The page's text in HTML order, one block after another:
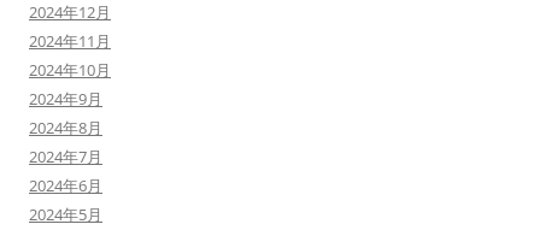
2024年12月
2024年11月
2024年10月
2024年9月
2024年8月
2024年7月
2024年6月
2024年5月